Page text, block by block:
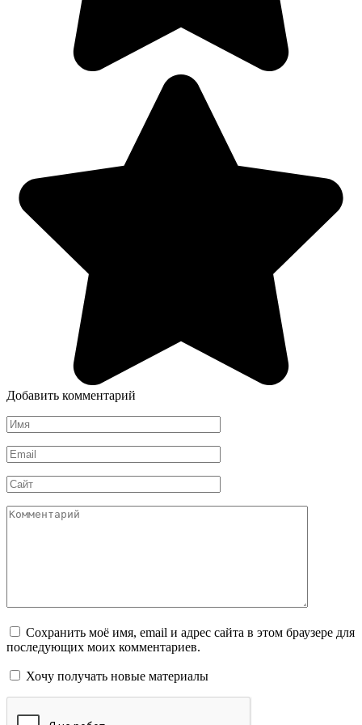
Добавить комментарий
Имя
*
Email
*
Сайт
Комментарий
Сохранить моё имя, email и адрес сайта в этом браузере для
последующих моих комментариев.
Хочу получать новые материалы